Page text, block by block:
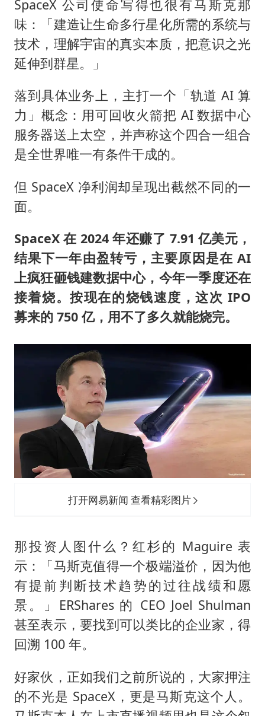
SpaceX 公司使命写得也很有马斯克那
味：「建造让生命多行星化所需的系统与
技术，理解宇宙的真实本质，把意识之光
延伸到群星。」
落到具体业务上，主打一个「轨道 AI 算
力」概念：用可回收火箭把 AI 数据中心
服务器送上太空，并声称这个四合一组合
是全世界唯一有条件干成的。
但 SpaceX 净利润却呈现出截然不同的一
面。
SpaceX 在 2024 年还赚了 7.91 亿美元，
结果下一年由盈转亏，主要原因是在 AI
上疯狂砸钱建数据中心，今年一季度还在
接着烧。按现在的烧钱速度，这次 IPO
募来的 750 亿，用不了多久就能烧完。
打开网易新闻 查看精彩图片
那投资人图什么？红杉的 Maguire 表
示：「马斯克值得一个极端溢价，因为他
有提前判断技术趋势的过往战绩和愿
景。」ERShares 的 CEO Joel Shulman
甚至表示，要找到可以类比的企业家，得
回溯 100 年。
好家伙，正如我们之前所说的，大家押注
的不光是 SpaceX，更是马斯克这个人。